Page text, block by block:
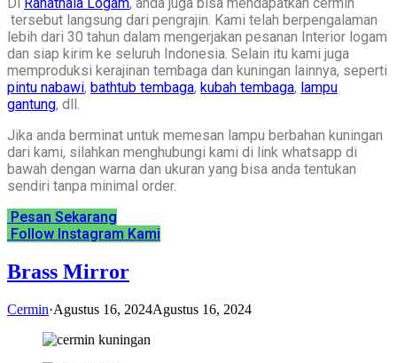
tersebut langsung dari pengrajin. Kami telah berpengalaman
lebih dari 30 tahun dalam mengerjakan pesanan Interior logam
dan siap kirim ke seluruh Indonesia. Selain itu kami juga
memproduksi kerajinan tembaga dan kuningan lainnya, seperti
pintu nabawi, bathtub tembaga, kubah tembaga, lampu
gantung, dll.
Jika anda berminat untuk memesan lampu berbahan kuningan
dari kami, silahkan menghubungi kami di link whatsapp di
bawah dengan warna dan ukuran yang bisa anda tentukan
sendiri tanpa minimal order.
Pesan Sekarang
Follow Instagram Kami
Brass Mirror
Cermin·Agustus 16, 2024Agustus 16, 2024